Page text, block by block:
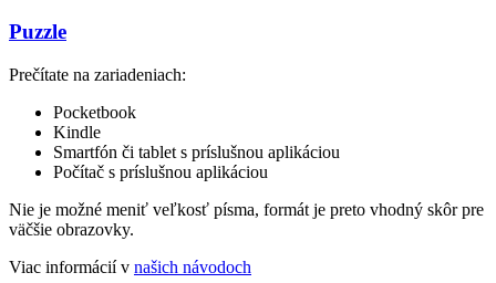
Puzzle
Prečítate na zariadeniach:
Pocketbook
Kindle
Smartfón či tablet s príslušnou aplikáciou
Počítač s príslušnou aplikáciou
Nie je možné meniť veľkosť písma, formát je preto vhodný skôr pre
väčšie obrazovky.
Viac informácií v našich návodoch